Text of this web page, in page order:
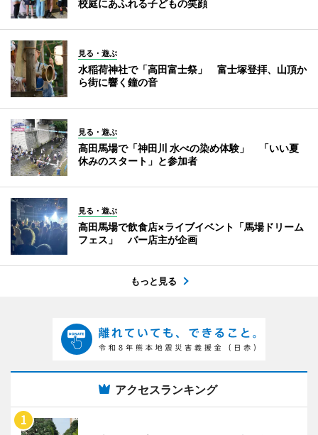
校庭にあふれる子どもの笑顔
見る・遊ぶ
水稲荷神社で「高田富士祭」 富士塚登拝、山頂か
ら街に響く鐘の音
見る・遊ぶ
高田馬場で「神田川 水べの染め体験」 「いい夏
休みのスタート」と参加者
見る・遊ぶ
高田馬場で飲食店×ライブイベント「馬場ドリーム
フェス」 バー店主が企画
もっと見る
アクセスランキング